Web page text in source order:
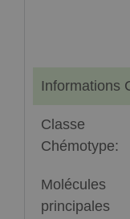
Informations
Classe
Chémotype:
Molécules
principales